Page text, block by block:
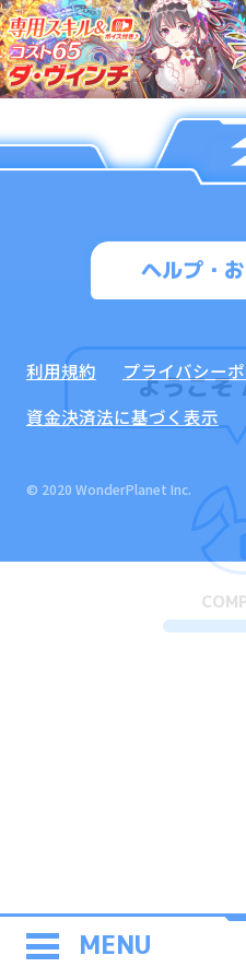
ようこそ
MENU
ヘルプ・
利用規約 プライバシー
資金決済法に基づく表示
© 2020 WonderPlanet Inc.